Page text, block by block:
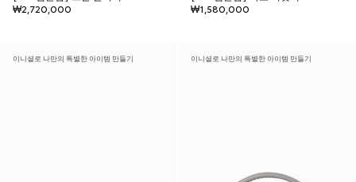
₩2,720,000
₩1,580,000
이니셜로 나만의 특별한 아이템 만들기 이니셜로 나만의 특별한 아이템 만들기